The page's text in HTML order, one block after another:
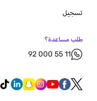
تسجيل
طلب مساعدة؟
92 000 55 11